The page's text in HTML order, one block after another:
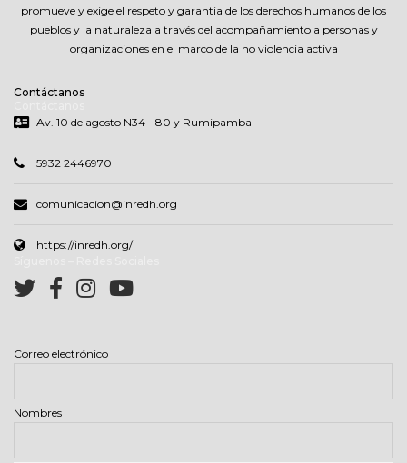
promueve y exige el respeto y garantia de los derechos humanos de los
pueblos y la naturaleza a través del acompañamiento a personas y
organizaciones en el marco de la no violencia activa
Contáctanos
Av. 10 de agosto N34 - 80 y Rumipamba
5932 2446970
comunicacion@inredh.org
https://inredh.org/
Correo electrónico
Nombres